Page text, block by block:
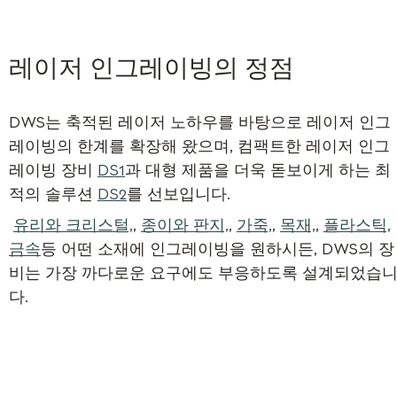
레이저 인그레이빙의 정점
DWS는 축적된 레이저 노하우를 바탕으로 레이저 인그
레이빙의 한계를 확장해 왔으며, 컴팩트한 레이저 인그
레이빙 장비 DS1과 대형 제품을 더욱 돋보이게 하는 최
적의 솔루션 DS2를 선보입니다.
유리와 크리스털,, 종이와 판지,, 가죽,, 목재,, 플라스틱,
금속등 어떤 소재에 인그레이빙을 원하시든, DWS의 장
비는 가장 까다로운 요구에도 부응하도록 설계되었습니
다.